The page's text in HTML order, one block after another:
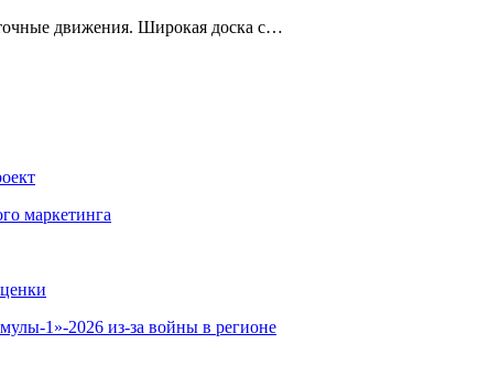
движения. Широкая доска с…
маркетинга
1»-2026 из-за войны в регионе